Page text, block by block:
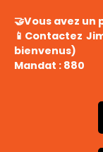
🤝Vous avez un
📱Contactez
bienvenus)
Mandat : 880